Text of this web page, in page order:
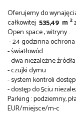
Oferujemy do
całkowitej 535,49 m 2
Open space , witryny .
- 24 godzinna
- światłowód
- dwa niezależne
- czujki dymu
- system kontroli
- dostęp do 5ciu
Parking : podziemny,
EUR/miejsce/m-c